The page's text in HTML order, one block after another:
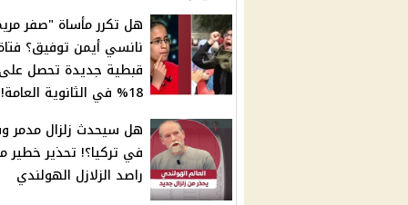
هل تكرر مأساة "صفر
نانسي أيمن توفيق؟
قبطية جديدة تحصل
18% في الثانوية العامة!!
هل سيحدث زلزال مدمر
في تركيا؟! تحذير خطير
راصد الزلازل الهولندي